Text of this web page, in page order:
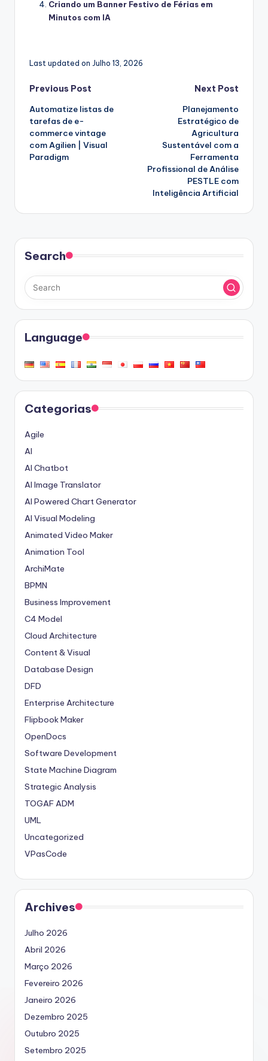
Criando um Banner Festivo de Férias em
Minutos com IA
Last updated on Julho 13, 2026
Post
navigation
Previous Post
Automatize listas de
tarefas de e-
commerce vintage
com Agilien | Visual
Paradigm
Next Post
Planejamento
Estratégico de
Agricultura
Sustentável com a
Ferramenta
Profissional de Análise
PESTLE com
Inteligência Artificial
Search
Language
Categorias
Agile
AI
AI Chatbot
AI Image Translator
AI Powered Chart Generator
AI Visual Modeling
Animated Video Maker
Animation Tool
ArchiMate
BPMN
Business Improvement
C4 Model
Cloud Architecture
Content & Visual
Database Design
DFD
Enterprise Architecture
Flipbook Maker
OpenDocs
Software Development
State Machine Diagram
Strategic Analysis
TOGAF ADM
UML
Uncategorized
VPasCode
Archives
Julho 2026
Abril 2026
Março 2026
Fevereiro 2026
Janeiro 2026
Dezembro 2025
Outubro 2025
Setembro 2025